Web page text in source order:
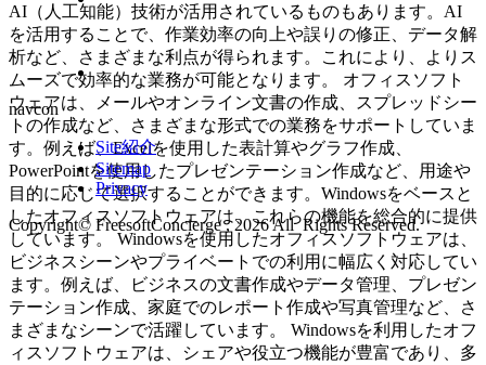
AI（人工知能）技術が活用されているものもあります。AI
を活用することで、作業効率の向上や誤りの修正、データ解
析など、さまざまな利点が得られます。これにより、よりス
ムーズで効率的な業務が可能となります。 オフィスソフト
ウェアは、メールやオンライン文書の作成、スプレッドシー
トの作成など、さまざまな形式での業務をサポートしていま
す。例えば、Excelを使用した表計算やグラフ作成、
PowerPointを使用したプレゼンテーション作成など、用途や
目的に応じて選択することができます。Windowsをベースと
したオフィスソフトウェアは、これらの機能を総合的に提供
しています。 Windowsを使用したオフィスソフトウェアは、
ビジネスシーンやプライベートでの利用に幅広く対応してい
ます。例えば、ビジネスの文書作成やデータ管理、プレゼン
テーション作成、家庭でのレポート作成や写真管理など、さ
まざまなシーンで活躍しています。 Windowsを利用したオフ
ィスソフトウェアは、シェアや役立つ機能が豊富であり、多
navcon
Site紹介
Sitemap
Privacy
Copyright© FreesoftConcierge , 2026 All Rights Reserved.